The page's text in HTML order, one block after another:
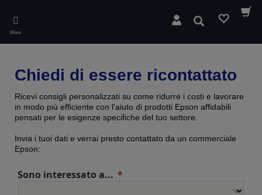
main
content
Menu
Cerca
Chiedi di essere ricontattato
Ricevi consigli personalizzati su come ridurre i costi e lavorare
in modo più efficiente con l'aiuto di prodotti Epson affidabili
pensati per le esigenze specifiche del tuo settore.
Invia i tuoi dati e verrai presto contattato da un commerciale
Epson:
Sono interessato a...